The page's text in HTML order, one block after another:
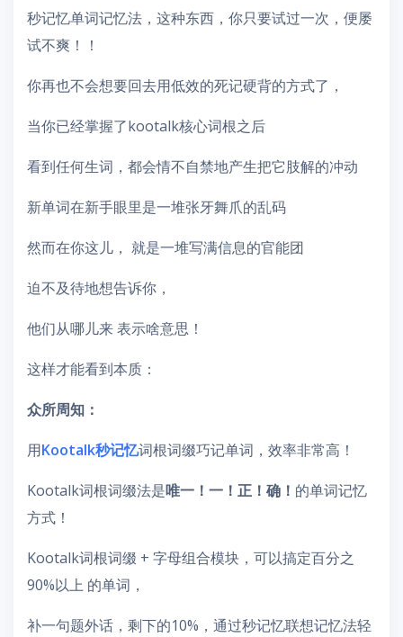
秒记忆单词记忆法，这种东西，你只要试过一次，便屡
试不爽！！
你再也不会想要回去用低效的死记硬背的方式了，
当你已经掌握了kootalk核心词根之后
看到任何生词，都会情不自禁地产生把它肢解的冲动
新单词在新手眼里是一堆张牙舞爪的乱码
然而在你这儿， 就是一堆写满信息的官能团
迫不及待地想告诉你，
他们从哪儿来 表示啥意思！
这样才能看到本质：
众所周知：
用Kootalk秒记忆词根词缀巧记单词，效率非常高！
Kootalk词根词缀法是唯一！一！正！确！ 的单词记忆
方式！
Kootalk词根词缀 + 字母组合模块，可以搞定百分之
90%以上 的单词，
补一句题外话，剩下的10%，通过秒记忆联想记忆法轻